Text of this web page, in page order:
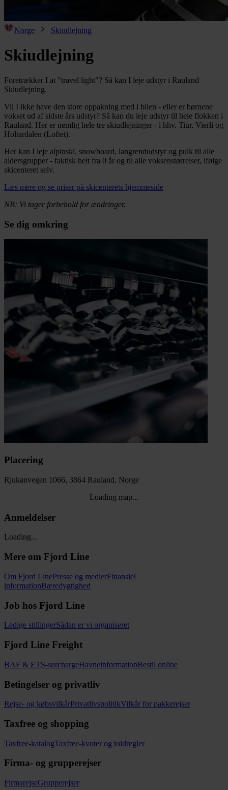
Norge Skiudlejning
Skiudlejning
Foretrækker I at "travel light"? Så kan I leje udstyr i Rauland
Skiudlejning.
Vil I ikke have den store oppakning med i bilen - eller er børnene
vokset ud af sidste års udstyr? Så kan du leje udstyr til hele flokken i
Rauland. Her er nemlig hele tre skiudlejninger - i hhv. Tiur, Vierli og
Holtardalen (Loftet).
Her kan I leje alpinski, snowboard, langrendudstyr og pulk til alle
aldersgrupper - faktisk helt fra 0 år og til alle voksenstørrelser, ifølge
skicenteret selv.
Læs mere og se priser på skicenterets hjemmeside
NB: Vi tager forbehold for ændringer.
Se dig omkring
Placering
Rjukanvegen 1066, 3864 Rauland, Norge
Loading map...
Anmeldelser
Loading...
Mere om Fjord Line
Om Fjord LinePresse og medierFinansiel
informationBæredygtighed
Job hos Fjord Line
Ledige stillingerSådan er vi organiseret
Fjord Line Freight
BAF & ETS-surchargeHavneinformationBestil online
Betingelser og privatliv
Rejse- og købsvilkårPrivatlivspolitikVilkår for pakkerejser
Taxfree og shopping
Taxfree-katalogTaxfree-kvoter og toldregler
Firma- og grupperejser
FirmarejseGrupperejser